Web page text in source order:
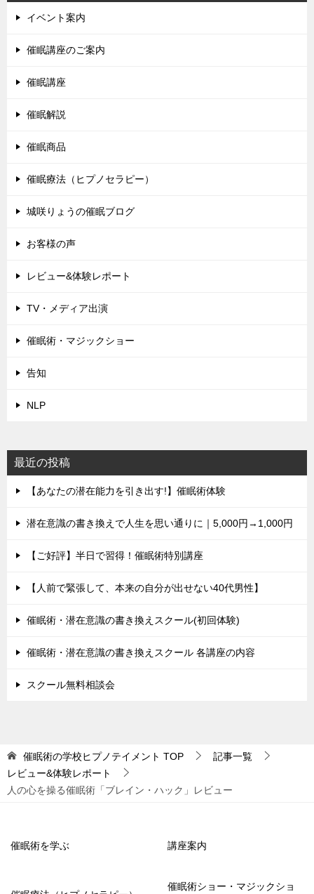
イベント案内
催眠講座のご案内
催眠講座
催眠解説
催眠商品
催眠療法（ヒプノセラピー）
城咲りょうの催眠ブログ
お客様の声
レビュー&体験レポート
TV・メディア出演
催眠術・マジックショー
告知
NLP
最近の投稿
【あなたの潜在能力を引き出す!】催眠術体験
潜在意識の書き換えで人生を思い通りに｜5,000円→1,000円
【ご好評】半日で習得！催眠術特別講座
【人前で緊張して、本来の自分が出せない40代男性】
催眠術・潜在意識の書き換えスクール(初回体験)
催眠術・潜在意識の書き換えスクール 各講座の内容
スクール無料相談会
催眠術の学校ヒプノテイメント TOP
記事一覧
レビュー&体験レポート
人の心を操る催眠術「ブレイン・ハック」レビュー
催眠術を学ぶ 講座案内
催眠術ショー・マジックショ